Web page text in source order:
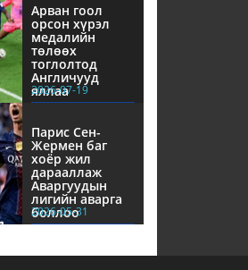
Арван гоол
орсон хүрэл
медалийн
төлөөх
тоглолтод
Англичууд
яллаа
2026-07-19
Парис Сен-
Жермен баг
хоёр жил
дарааллаж
Аваргуудын
лигийн аварга
боллоо
2026-05-31